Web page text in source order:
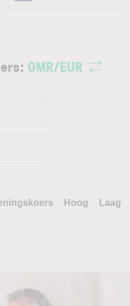
OMR/EUR
Hoog Laag